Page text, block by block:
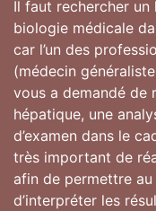
Il faut rechercher un
biologie médicale
car l’un des
(médecin
vous a demandé de
hépatique, une
d’examen dans le
très important de
afin de permettre
d’interpréter les